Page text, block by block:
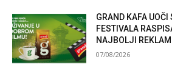
GRAND KAFA
FESTIVALA
NAJBOLJI
07/08/2026